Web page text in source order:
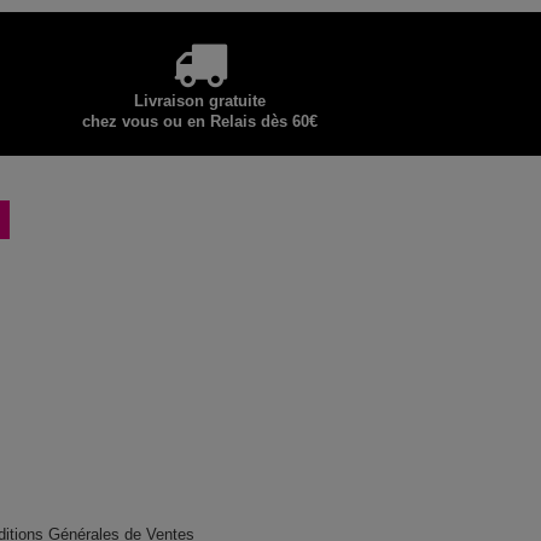
Livraison gratuite
chez vous ou en Relais dès 60€
Générales de Ventes